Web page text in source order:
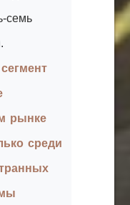
семь
рынке
среди